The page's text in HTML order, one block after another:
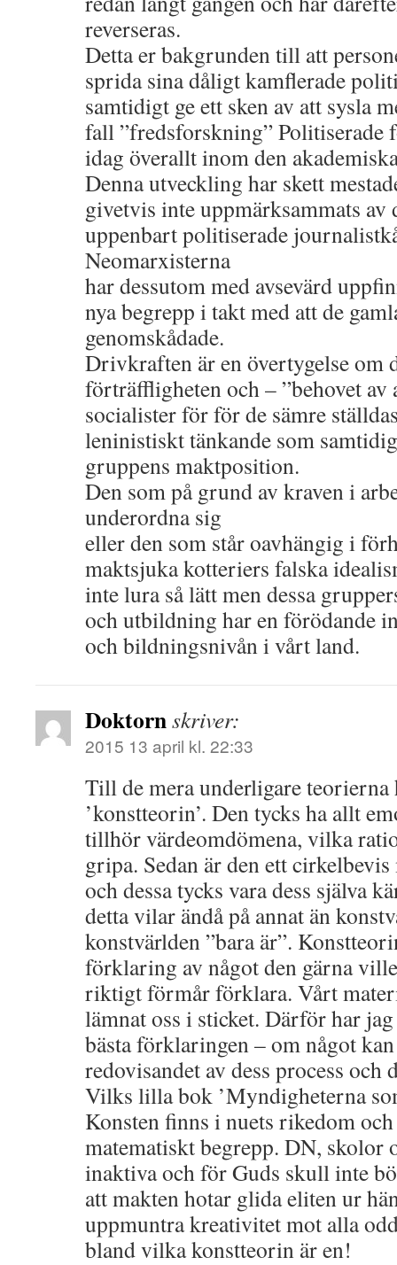
reverseras.
Detta er bakgrunden till att
sprida sina dåligt kamflerade
samtidigt ge ett sken av att sysla
fall ”fredsforskning” Politiserade
idag överallt inom den
Denna utveckling har skett
givetvis inte uppmärksammats av
uppenbart politiserade
Neomarxisterna
har dessutom med avsevärd
nya begrepp i takt med att de
genomskådade.
Drivkraften är en övertygelse om
förträffligheten och – ”behovet av
socialister för för de sämre
leninistiskt tänkande som
gruppens maktposition.
Den som på grund av kraven i
underordna sig
eller den som står oavhängig i
maktsjuka kotteriers falska
inte lura så lätt men dessa
och utbildning har en förödande
och bildningsnivån i vårt land.
Doktornskriver:
2015 13 april kl. 22:33
Till de mera underligare teorierna
’konstteorin’. Den tycks ha allt
tillhör värdeomdömena, vilka
gripa. Sedan är den ett
och dessa tycks vara dess själva
detta vilar ändå på annat än
konstvärlden ”bara är”.
förklaring av något den gärna
riktigt förmår förklara. Vårt
lämnat oss i sticket. Därför har
bästa förklaringen – om något
redovisandet av dess process
Vilks lilla bok ’Myndigheterna
Konsten finns i nuets rikedom
matematiskt begrepp. DN, skolor
inaktiva och för Guds skull inte
att makten hotar glida eliten ur
uppmuntra kreativitet mot alla
bland vilka konstteorin är en!